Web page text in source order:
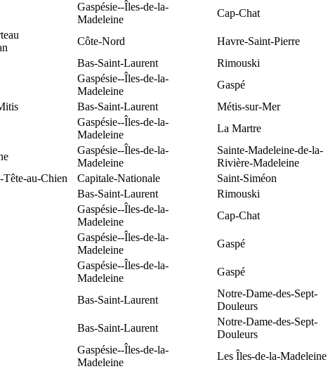
Gaspésie--Îles-de-la-
Madeleine
Cap-Chat
Côte-Nord
Havre-Saint-Pierre
Bas-Saint-Laurent
Rimouski
Gaspésie--Îles-de-la-
Madeleine
Gaspé
Bas-Saint-Laurent
Métis-sur-Mer
Gaspésie--Îles-de-la-
Madeleine
La Martre
Gaspésie--Îles-de-la-
Madeleine
Sainte-Madeleine-de-la-
Rivière-Madeleine
au-Chien Capitale-Nationale
Saint-Siméon
Bas-Saint-Laurent
Rimouski
Gaspésie--Îles-de-la-
Madeleine
Cap-Chat
Gaspésie--Îles-de-la-
Madeleine
Gaspé
Gaspésie--Îles-de-la-
Madeleine
Gaspé
Bas-Saint-Laurent
Notre-Dame-des-Sept-
Douleurs
Bas-Saint-Laurent
Notre-Dame-des-Sept-
Douleurs
Gaspésie--Îles-de-la-
Madeleine
Les Îles-de-la-Madeleine